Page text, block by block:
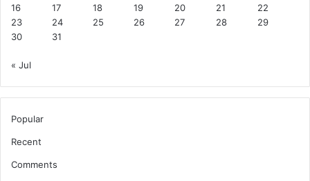
16
17 18 19 20 21
22
23
24 25 26 27 28
29
30
31
« Jul
Popular
Recent
Comments